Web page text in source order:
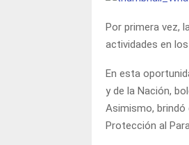
Por primera vez,
actividades en
En esta
y de la Nación,
Asimismo, brindó
Protección al